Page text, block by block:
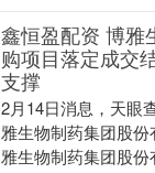
鑫恒盈配资 博雅
购项目落定成交
支撑
2月14日消息，天眼
雅生物制药集团股
雅生物制药集团股